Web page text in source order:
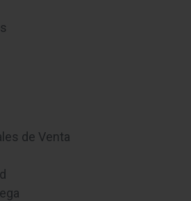
más visibles y fáciles de
te aportará una mayor
de Venta